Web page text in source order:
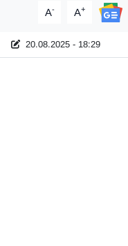
A- A+
20.08.2025 - 18:29